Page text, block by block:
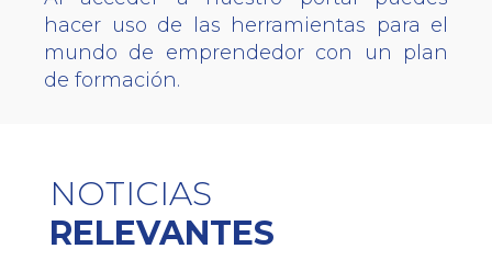
hacer uso de las herramientas para el
mundo de emprendedor con un plan
de formación.
NOTICIAS
RELEVANTES